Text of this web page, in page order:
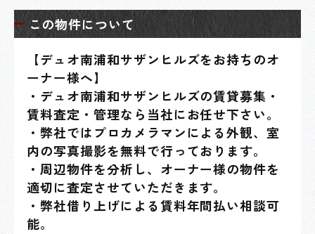
この物件について
【デュオ南浦和サザンヒルズをお持ちのオ
ーナー様へ】
・デュオ南浦和サザンヒルズの賃貸募集・
賃料査定・管理なら当社にお任せ下さい。
・弊社ではプロカメラマンによる外観、室
内の写真撮影を無料で行っております。
・周辺物件を分析し、オーナー様の物件を
適切に査定させていただきます。
・弊社借り上げによる賃料年間払い相談可
能。